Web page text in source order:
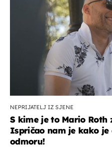
NEPRIJATELJ IZ SJENE
S kime je to Mario Roth
Ispričao nam je kako je
odmoru!